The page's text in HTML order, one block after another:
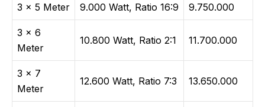
3 × 5 Meter 9.000 Watt, Ratio 16:9 9.750.000
3 × 6
Meter
10.800 Watt, Ratio 2:1 11.700.000
3 × 7
Meter
12.600 Watt, Ratio 7:3 13.650.000